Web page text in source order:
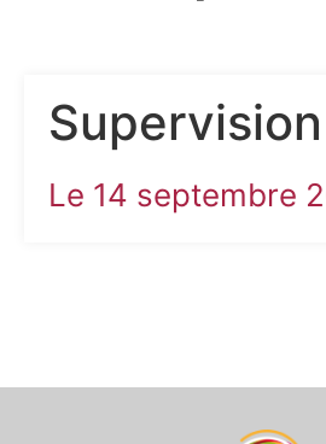
Supervision
Le 14 septembre